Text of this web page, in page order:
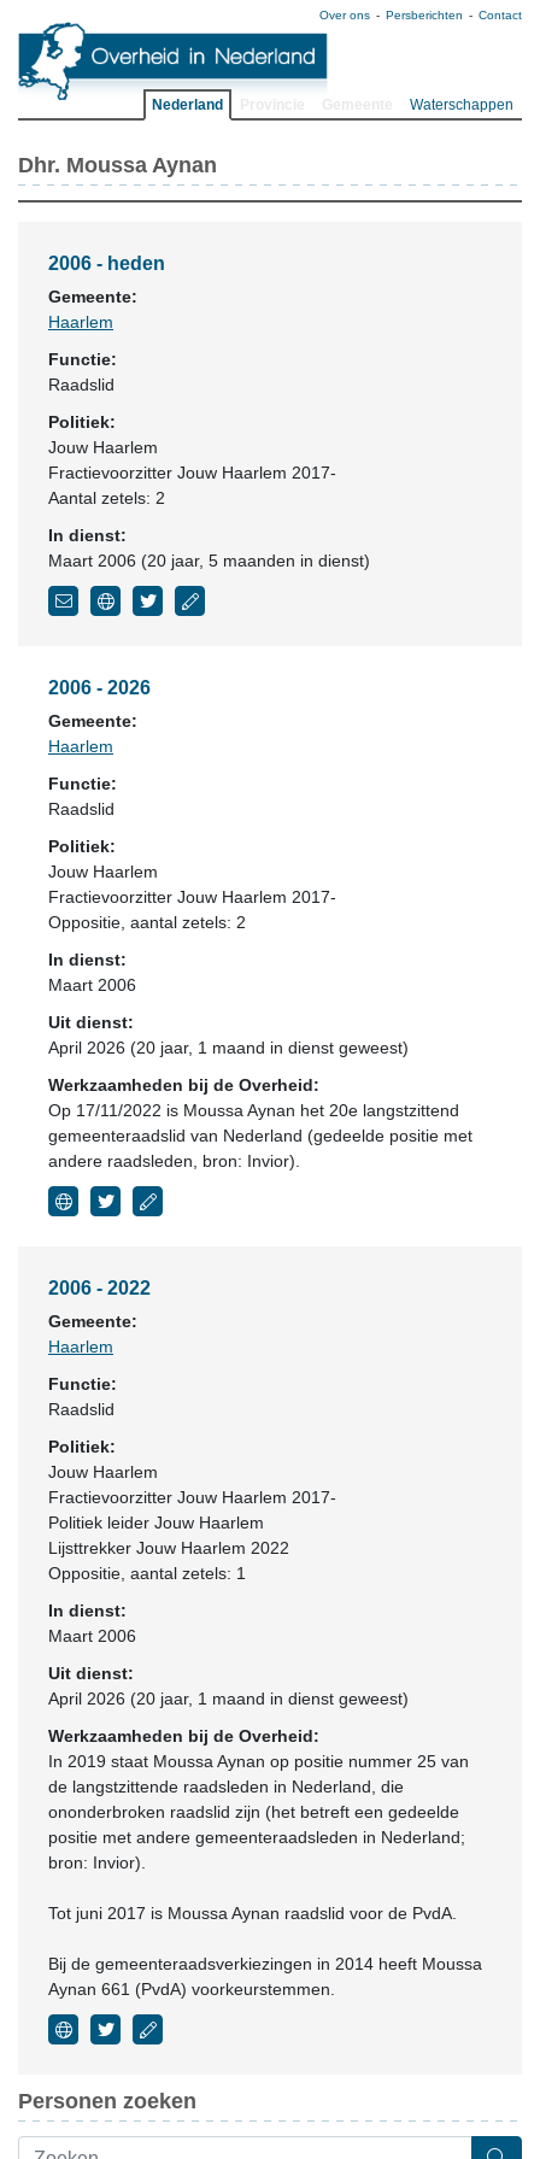
Over ons Persberichten Contact
Nederland Waterschappen
Dhr. Moussa Aynan
2006 - heden
Gemeente:
Haarlem
Functie:
Raadslid
Politiek:
Jouw Haarlem
Fractievoorzitter Jouw Haarlem 2017-
Aantal zetels: 2
In dienst:
Maart 2006 (20 jaar, 5 maanden in dienst)
2006 - 2026
Gemeente:
Haarlem
Functie:
Raadslid
Politiek:
Jouw Haarlem
Fractievoorzitter Jouw Haarlem 2017-
Oppositie , aantal zetels: 2
In dienst:
Maart 2006
Uit dienst:
April 2026 (20 jaar, 1 maand in dienst geweest)
Werkzaamheden bij de Overheid:
Op 17/11/2022 is Moussa Aynan het 20e langstzittend
gemeenteraadslid van Nederland (gedeelde positie met
andere raadsleden, bron: Invior).
2006 - 2022
Gemeente:
Haarlem
Functie:
Raadslid
Politiek:
Jouw Haarlem
Fractievoorzitter Jouw Haarlem 2017-
Politiek leider Jouw Haarlem
Lijsttrekker Jouw Haarlem 2022
Oppositie , aantal zetels: 1
In dienst:
Maart 2006
Uit dienst:
April 2026 (20 jaar, 1 maand in dienst geweest)
Werkzaamheden bij de Overheid:
In 2019 staat Moussa Aynan op positie nummer 25 van
de langstzittende raadsleden in Nederland, die
ononderbroken raadslid zijn (het betreft een gedeelde
positie met andere gemeenteraadsleden in Nederland;
bron: Invior).
Tot juni 2017 is Moussa Aynan raadslid voor de PvdA.
Bij de gemeenteraadsverkiezingen in 2014 heeft Moussa
Aynan 661 (PvdA) voorkeurstemmen.
Personen zoeken